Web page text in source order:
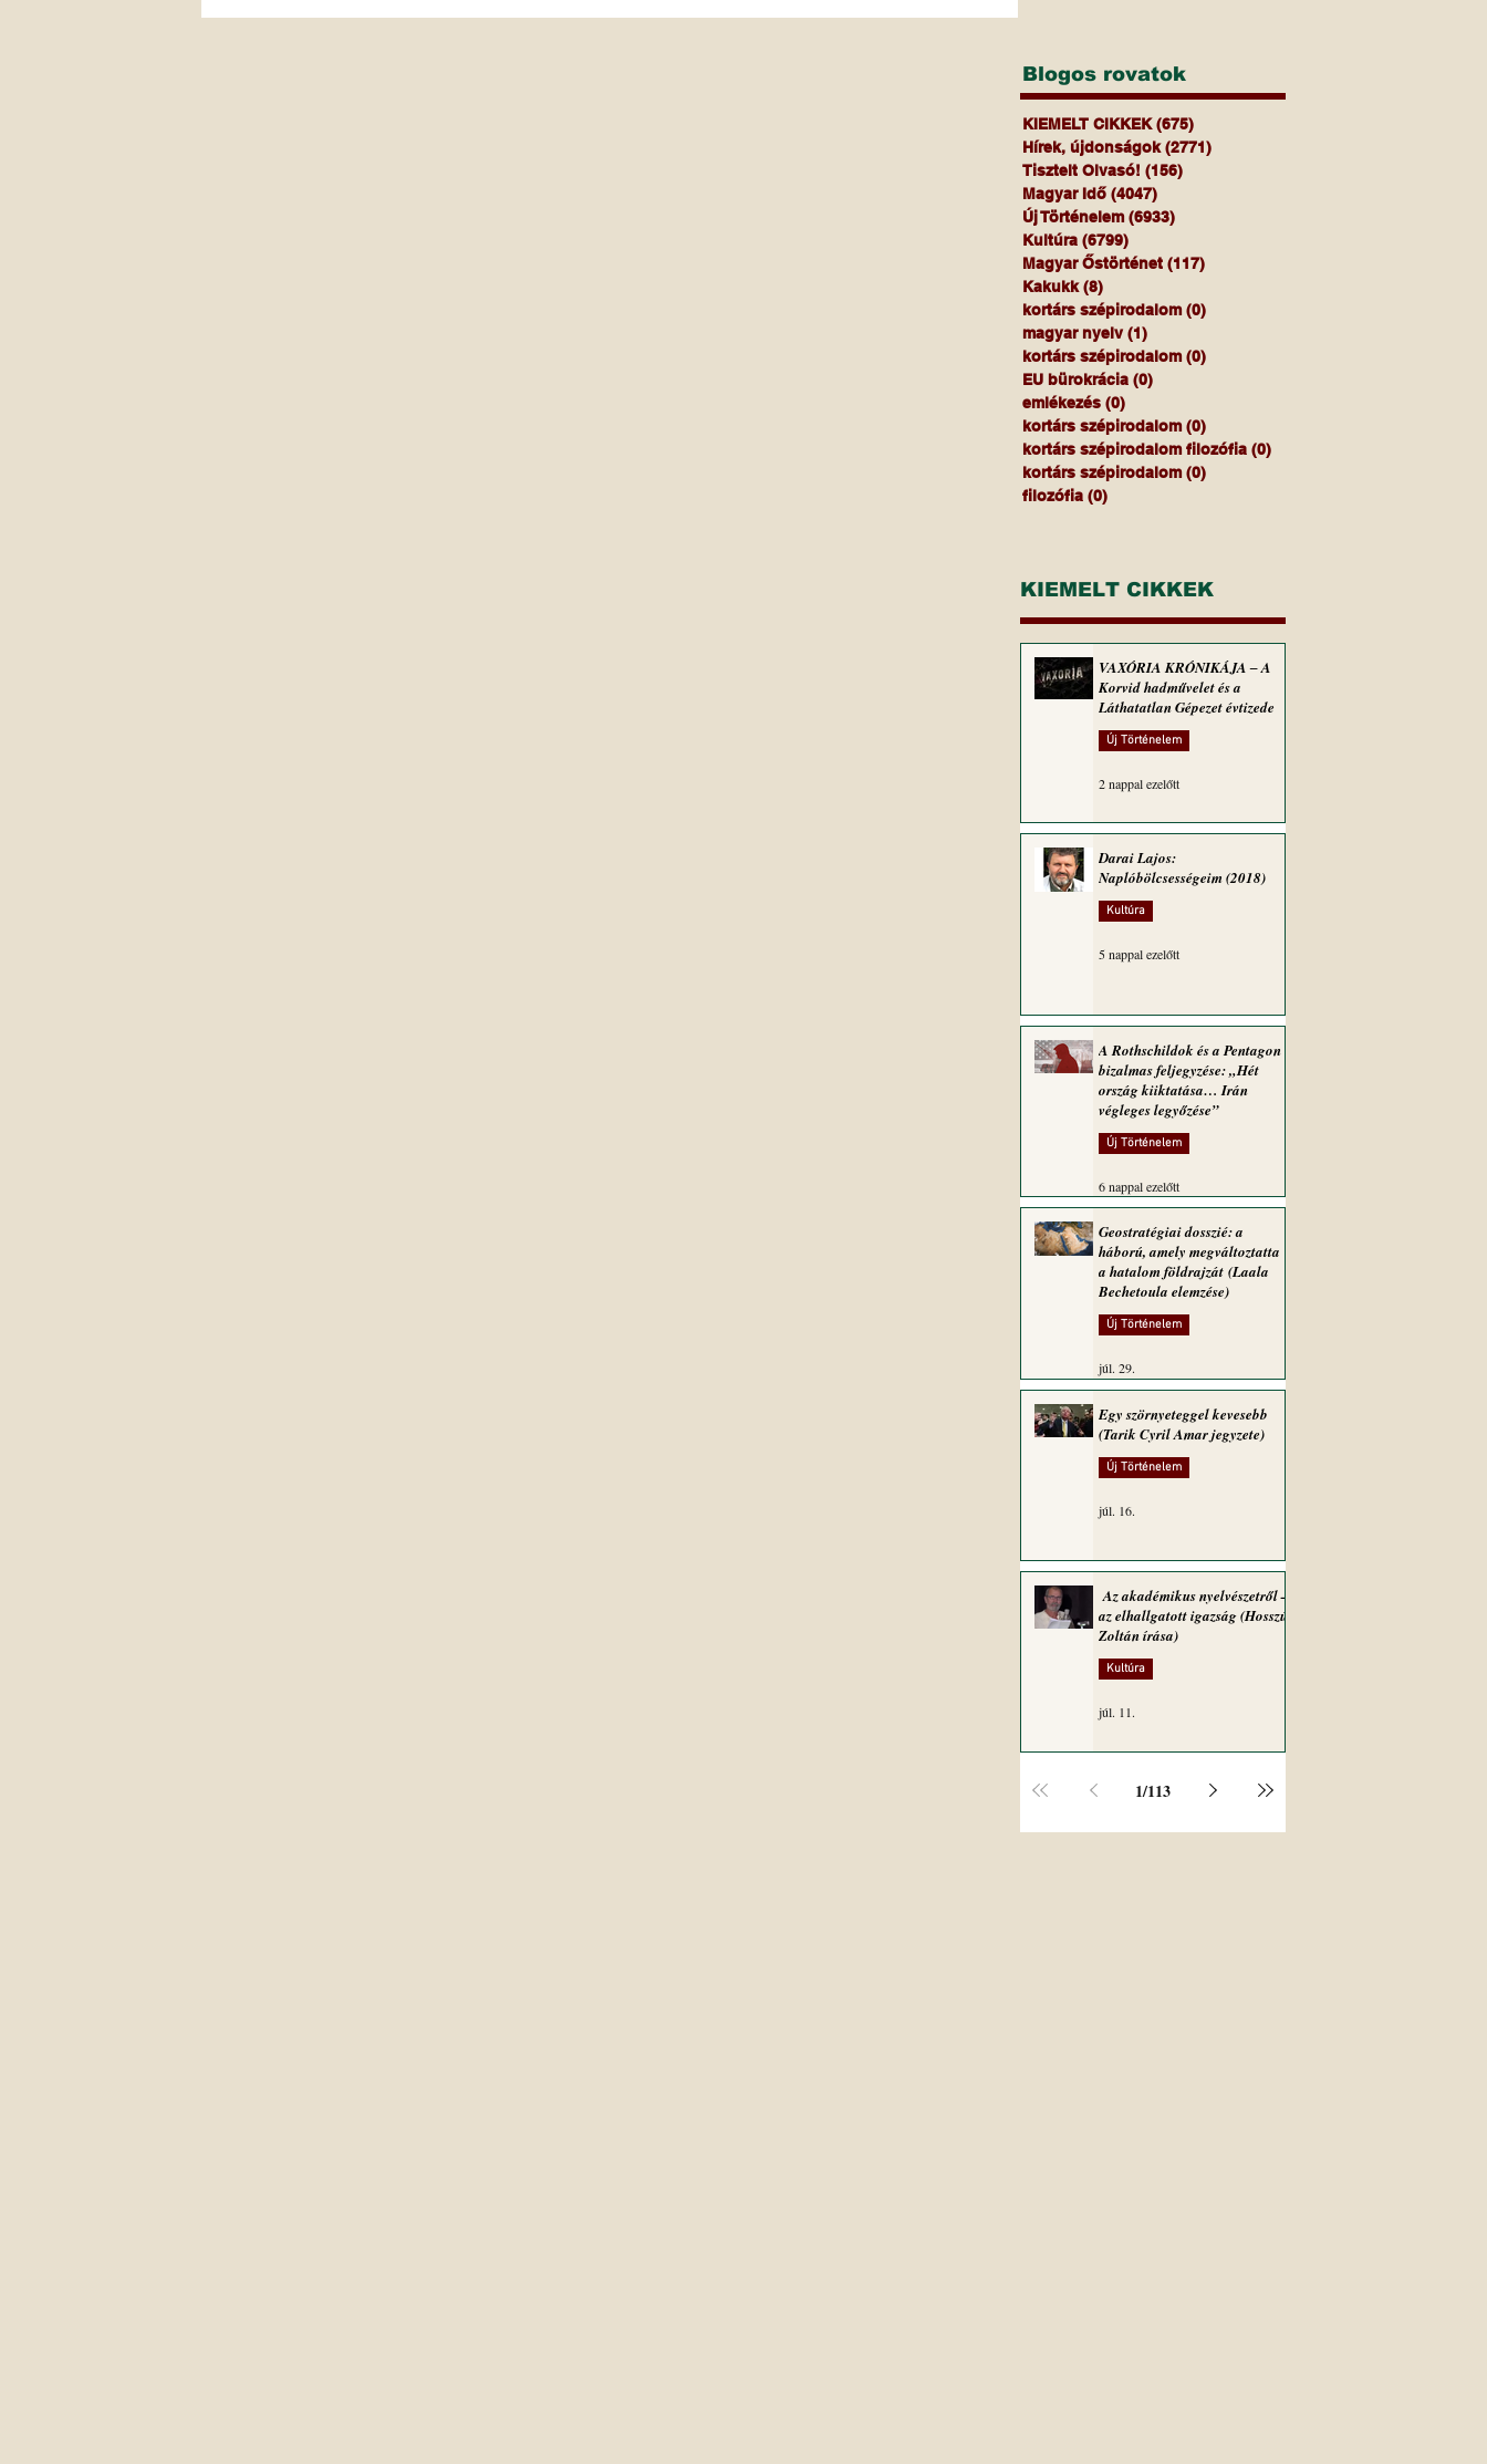
Blogos rovatok
KIEMELT CIKKEK (675)
Hírek, újdonságok (2771)
Tisztelt Olvasó! (156)
Magyar Idő (4047)
Új Történelem (6933)
Kultúra (6799)
Magyar Őstörténet (117)
Kakukk (8)
kortárs szépirodalom (0)
magyar nyelv (1)
kortárs szépirodalom (0)
EU bürokrácia (0)
emlékezés (0)
kortárs szépirodalom (0)
kortárs szépirodalom filozófia (0)
kortárs szépirodalom (0)
filozófia (0)
KIEMELT CIKKEK
VAXÓRIA KRÓNIKÁJA ‒ A
Korvid hadművelet és a
Láthatatlan Gépezet évtizede
Új Történelem
2 nappal ezelőtt
Darai Lajos:
Naplóbölcsességeim (2018)
Kultúra
5 nappal ezelőtt
A Rothschildok és a Pentagon
bizalmas feljegyzése: „Hét
ország kiiktatása… Irán
végleges legyőzése”
Új Történelem
6 nappal ezelőtt
Geostratégiai dosszié: a
háború, amely megváltoztatta
a hatalom földrajzát (Laala
Bechetoula elemzése)
Új Történelem
júl. 29.
Egy szörnyeteggel kevesebb
(Tarik Cyril Amar jegyzete)
Új Történelem
júl. 16.
Az akadémikus nyelvészetről –
az elhallgatott igazság (Hosszú
Zoltán írása)
Kultúra
júl. 11.
1/113